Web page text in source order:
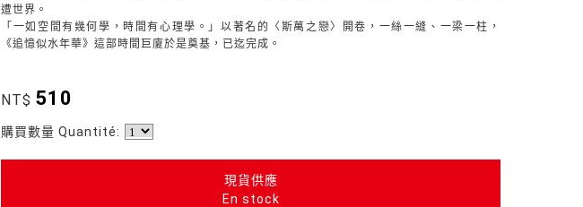
遭世界。
「一如空間有幾何學，時間有心理學。」以著名的〈斯萬之戀〉開卷，一絲一縫、一梁一柱，
《追憶似水年華》這部時間巨廈於是奠基，已迄完成。
NT$ 510
購買數量 Quantité:
現貨供應
En stock